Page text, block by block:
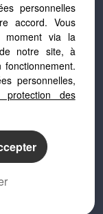
personnelles
accord. Vous
moment via la
notre site, à
personnelles,
des